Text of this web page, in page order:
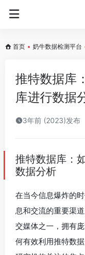
首页 • 奶牛数据检测平台
推特数据库
库进行数据
3年前 (2023)发布
推特数据库：
数据分析
在当今信息爆炸的
息和交流的重要渠
交媒体之一，拥有
何有效利用推特数